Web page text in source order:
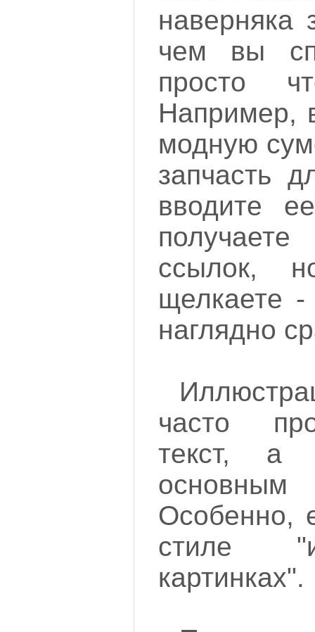
наверняка
чем вы
просто
Например,
модную
запчасть
вводите
получаете
ссылок,
щелкаете -
наглядно
часто
текст, а
Особенно,
стиле
картинках".